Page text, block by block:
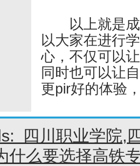
以上就是
以大家在进行
心，不仅可以
同时也可以让
更pir好的体验
四川职业学院,
什么要选择高铁